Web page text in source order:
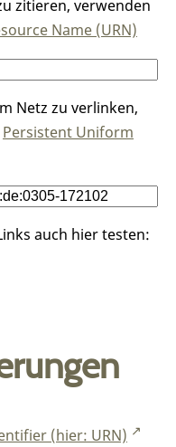
zitieren, verwenden
Name (URN)
Netz zu verlinken,
Persistent Uniform
auch hier testen:
(hier: URN)